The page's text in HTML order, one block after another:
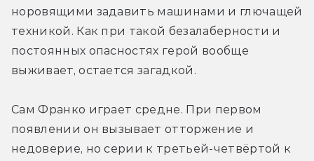
норовящими задавить машинами и глючащей
техникой. Как при такой безалаберности и
постоянных опасностях герой вообще
выживает, остается загадкой.
Сам Франко играет средне. При первом
появлении он вызывает отторжение и
недоверие, но серии к третьей-четвёртой к